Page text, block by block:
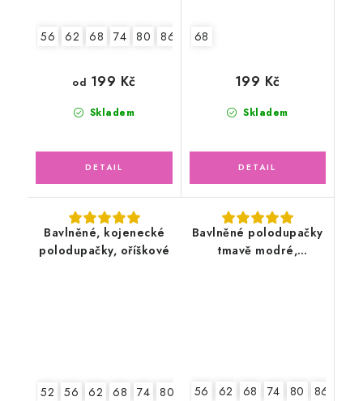
56 62 68 74 80 86
Skladem
od 199 Kč
68
Skladem
199 Kč
Bavlněné, kojenecké
polodupačky, oříškové
52 56 62 68 74 80 86 92
Bavlněné polodupačky
tmavě modré,
56 62 68 74 80 86